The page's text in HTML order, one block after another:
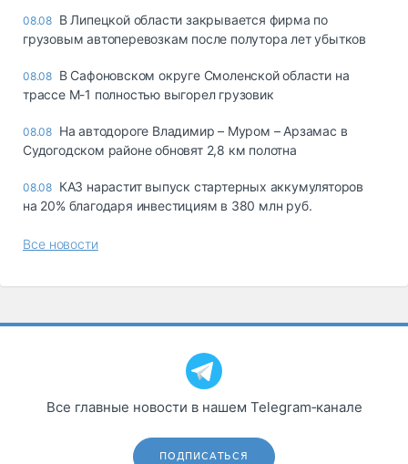
08.08 В Липецкой области закрывается фирма по
грузовым автоперевозкам после полутора лет убытков
08.08 В Сафоновском округе Смоленской области на
трассе М-1 полностью выгорел грузовик
08.08 На автодороге Владимир – Муром – Арзамас в
Судогодском районе обновят 2,8 км полотна
08.08 КАЗ нарастит выпуск стартерных аккумуляторов
на 20% благодаря инвестициям в 380 млн руб.
Все новости
Все главные новости в нашем Telegram‑канале
ПОДПИСАТЬСЯ